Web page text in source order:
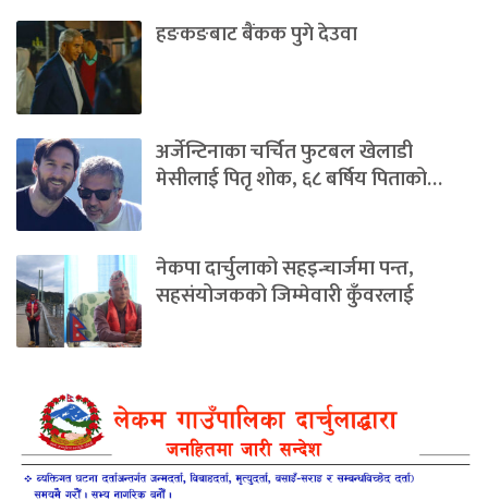
हङकङबाट बैंकक पुगे देउवा
अर्जेन्टिनाका चर्चित फुटबल खेलाडी
मेसीलाई पितृ शोक, ६८ बर्षिय पिताको…
नेकपा दार्चुलाको सहइन्चार्जमा पन्त,
सहसंयोजकको जिम्मेवारी कुँवरलाई